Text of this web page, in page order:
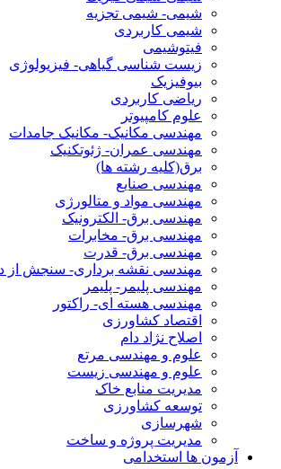
شیمی- شیمی تجزیه
شیمی کاربردی
فیتوشیمی
زیست شناسی گیاهی- فیزیولوژی
بیوفیزیک
ریاضی کاربردی
علوم کامپیوتر
مهندسی مکانیک- مکانیک جامدات
مهندسی عمران- ژئوتکنیک
برق(کلیه رشته ها)
مهندسی صنایع
مهندسی مواد و متالورژی
مهندسی برق- الکترونیک
مهندسی برق- مخابرات
مهندسی برق- قدرت
مهندسی نقشه برداری- سنجش از
مهندسی پلیمر- پلیمر
مهندسی هسته ای- راکتور
اقتصاد کشاورزی
اصلاح نژاد دام
علوم و مهندسی مرتع
علوم و مهندسی زیست
مدیریت منابع خاک
توسعه کشاورزی
شهرسازی
مدیریت پروژه و ساخت
آزمون ها استخدامی